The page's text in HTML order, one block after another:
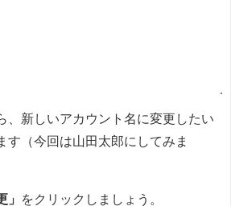
、新しいアカウント名に変更したい
す（今回は山田太郎にしてみま
」 をクリックしましょう。